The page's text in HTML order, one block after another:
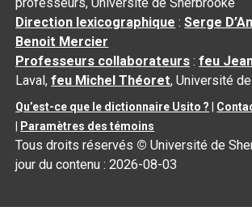
professeurs, Université de Sherbrooke
Direction lexicographique :Serge
Benoit Mercier
Professeurs collaborateurs :feu
Laval,feu Michel Théoret, Université
Qu’est-ce que le dictionnaire Usito ?
Paramètres des témoins
Tous droits réservés © Université de
jour du contenu :2026-08-03